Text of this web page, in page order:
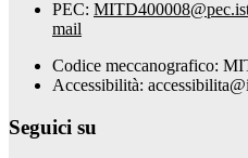
PEC:
mail
Codice meccanografico:
Accessibilità:
Seguici su